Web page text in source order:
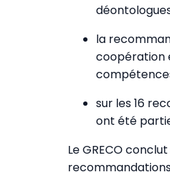
la
coopération
sur les 16
ont été
Le GRECO